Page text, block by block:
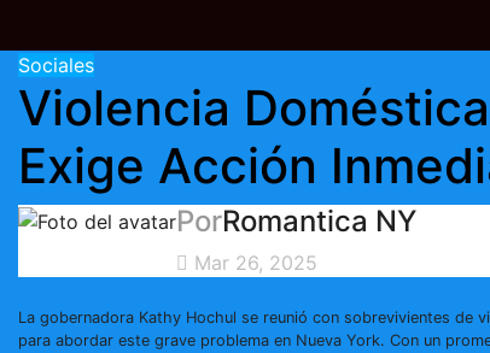
Sociales
Violencia
Exige Acción
PorRomantica NY
Mar 26, 2025
La gobernadora Kathy Hochul se reunió con sobrevivientes de
para abordar este grave problema en Nueva York. Con un